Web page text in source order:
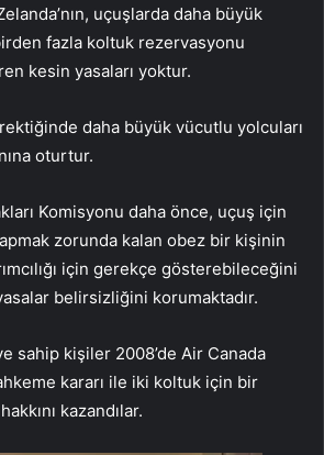
uçuşlarda daha büyük
fazla koltuk rezervasyonu
kesin yasaları yoktur.
daha büyük vücutlu yolcuları
oturtur.
Komisyonu daha önce, uçuş için
zorunda kalan obez bir kişinin
için gerekçe gösterebileceğini
belirsizliğini korumaktadır.
sahip kişiler 2008’de Air Canada
kararı ile iki koltuk için bir
kazandılar.